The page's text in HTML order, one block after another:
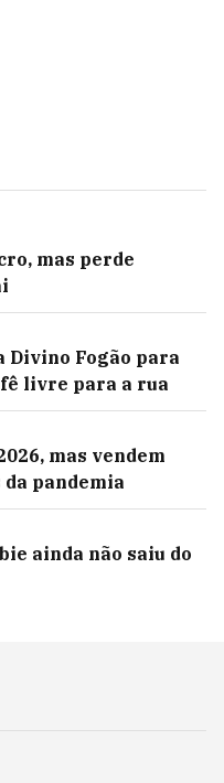
mas perde
Divino Fogão para
livre para a rua
mas vendem
pandemia
ainda não saiu do